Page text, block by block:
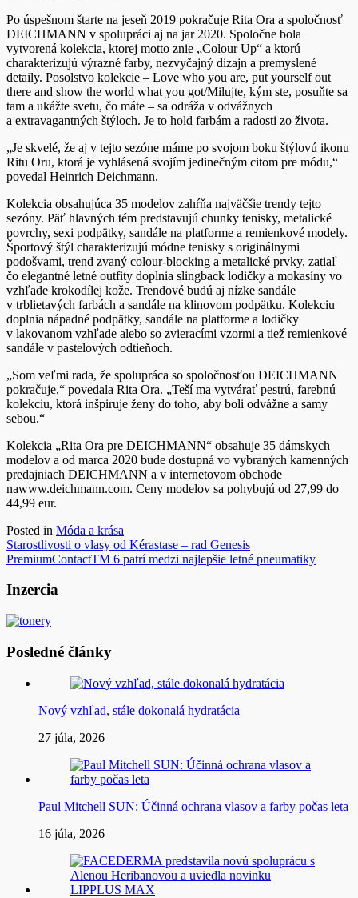
Po úspešnom štarte na jeseň 2019 pokračuje Rita Ora a spoločnosť
DEICHMANN v spolupráci aj na jar 2020. Spoločne bola
vytvorená kolekcia, ktorej motto znie „Colour Up“ a ktorú
charakterizujú výrazné farby, nezvyčajný dizajn a premyslené
detaily. Posolstvo kolekcie – Love who you are, put yourself out
there and show the world what you got/Milujte, kým ste, posuňte sa
tam a ukážte svetu, čo máte – sa odráža v odvážnych
a extravagantných štýloch. Je to hold farbám a radosti zo života.
„Je skvelé, že aj v tejto sezóne máme po svojom boku štýlovú ikonu
Ritu Oru, ktorá je vyhlásená svojím jedinečným citom pre módu,“
povedal Heinrich Deichmann.
Kolekcia obsahujúca 35 modelov zahŕňa najväčšie trendy tejto
sezóny. Päť hlavných tém predstavujú chunky tenisky, metalické
povrchy, sexi podpätky, sandále na platforme a remienkové modely.
Športový štýl charakterizujú módne tenisky s originálnymi
podošvami, trend zvaný colour-blocking a metalické prvky, zatiaľ
čo elegantné letné outfity doplnia slingback lodičky a mokasíny vo
vzhľade krokodílej kože. Trendové budú aj nízke sandále
v trblietavých farbách a sandále na klinovom podpätku. Kolekciu
doplnia nápadné podpätky, sandále na platforme a lodičky
v lakovanom vzhľade alebo so zvieracími vzormi a tiež remienkové
sandále v pastelových odtieňoch.
„Som veľmi rada, že spolupráca so spoločnosťou DEICHMANN
pokračuje,“ povedala Rita Ora. „Teší ma vytvárať pestrú, farebnú
kolekciu, ktorá inšpiruje ženy do toho, aby boli odvážne a samy
sebou.“
Kolekcia „Rita Ora pre DEICHMANN“ obsahuje 35 dámskych
modelov a od marca 2020 bude dostupná vo vybraných kamenných
predajniach DEICHMANN a v internetovom obchode
nawww.deichmann.com. Ceny modelov sa pohybujú od 27,99 do
44,99 eur.
Posted in Móda a krása
Navigácia
v
článku
Starostlivosti o vlasy od Kérastase – rad Genesis
PremiumContactTM 6 patrí medzi najlepšie letné pneumatiky
Inzercia
Posledné články
Nový vzhľad, stále dokonalá hydratácia
27 júla, 2026
Paul Mitchell SUN: Účinná ochrana vlasov a farby počas leta
16 júla, 2026